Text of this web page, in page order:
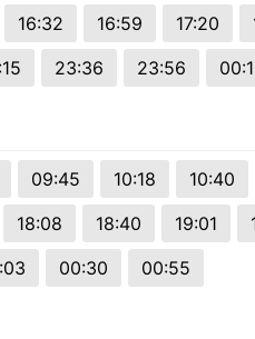
16:32 16:59 17:20
23:36 23:56
09:45 10:18 10:40
18:08 18:40 19:01
00:30 00:55